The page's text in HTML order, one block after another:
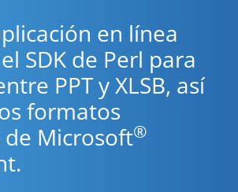
en línea
SDK de Perl para
PPT y XLSB, así
formatos
Microsoft®